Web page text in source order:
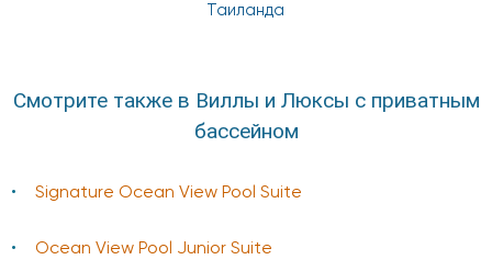
Таиланда
Смотрите также в Виллы и Люксы с приватным
бассейном
Signature Ocean View Pool Suite
Ocean View Pool Junior Suite